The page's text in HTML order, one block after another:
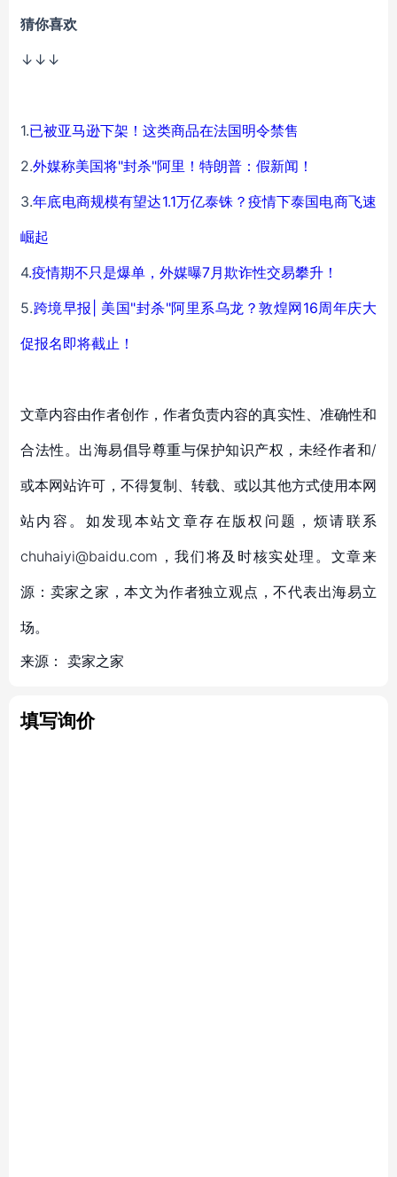
猜你喜欢
↓↓↓
1.已被亚马逊下架！这类商品在法国明令禁售
2.外媒称美国将"封杀"阿里！特朗普：假新闻！
3.年底电商规模有望达1.1万亿泰铢？疫情下泰国电商飞速
崛起
4.疫情期不只是爆单，外媒曝7月欺诈性交易攀升！
5.跨境早报| 美国"封杀"阿里系乌龙？敦煌网16周年庆大
促报名即将截止！
文章内容由作者创作，作者负责内容的真实性、准确性和
合法性。出海易倡导尊重与保护知识产权，未经作者和/
或本网站许可，不得复制、转载、或以其他方式使用本网
站内容。如发现本站文章存在版权问题，烦请联系
chuhaiyi@baidu.com，我们将及时核实处理。文章来
源：卖家之家，本文为作者独立观点，不代表出海易立
场。
来源： 卖家之家
填写询价